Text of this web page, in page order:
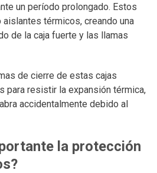
un período prolongado. Estos
térmicos, creando una
de la caja fuerte y las llamas
de cierre de estas cajas
para resistir la expansión térmica,
accidentalmente debido al
la protección